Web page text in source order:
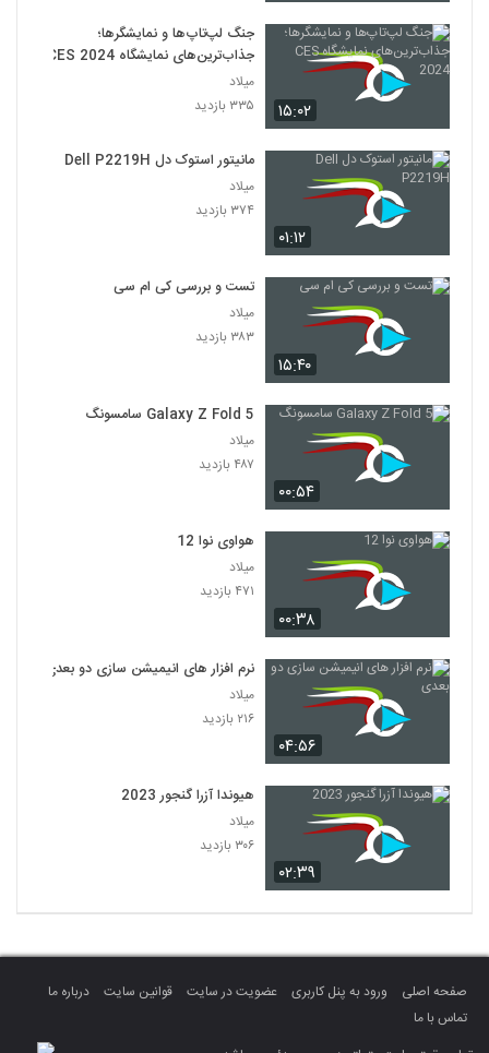
۱۵:۰۲
جنگ لپ‌تاپ‌ها و نمایشگرها؛
جذاب‌ترین‌های نمایشگاه CES 2024
میلاد
۳۳۵ بازدید
۰۱:۱۲
مانیتور استوک دل Dell P2219H
میلاد
۳۷۴ بازدید
۱۵:۴۰
تست و بررسی کی ام سی
میلاد
۳۸۳ بازدید
۰۰:۵۴
Galaxy Z Fold 5 سامسونگ
میلاد
۴۸۷ بازدید
۰۰:۳۸
هواوی نوا 12
میلاد
۴۷۱ بازدید
۰۴:۵۶
نرم افزار های انیمیشن سازی دو بعدی
میلاد
۲۱۶ بازدید
۰۲:۳۹
هیوندا آزرا گنجور 2023
میلاد
۳۰۶ بازدید
صفحه اصلی ورود به پنل کاربری عضویت در سایت قوانین سایت
درباره ما
تماس با ما